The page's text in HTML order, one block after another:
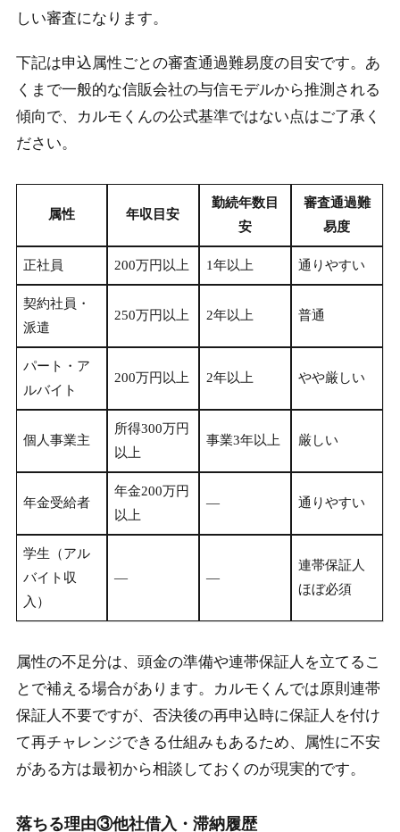
しい審査になります。
下記は申込属性ごとの審査通過難易度の目安です。あ
くまで一般的な信販会社の与信モデルから推測される
傾向で、カルモくんの公式基準ではない点はご了承く
ださい。
属性 年収目安
勤続年数目
安
審査通過難
易度
正社員 200万円以上 1年以上 通りやすい
契約社員・
派遣
250万円以上 2年以上 普通
パート・ア
ルバイト
200万円以上 2年以上 やや厳しい
個人事業主
所得300万円
以上
事業3年以上 厳しい
年金受給者
年金200万円
以上
— 通りやすい
学生（アル
バイト収
入）
— —
連帯保証人
ほぼ必須
属性の不足分は、頭金の準備や連帯保証人を立てるこ
とで補える場合があります。カルモくんでは原則連帯
保証人不要ですが、否決後の再申込時に保証人を付け
て再チャレンジできる仕組みもあるため、属性に不安
がある方は最初から相談しておくのが現実的です。
落ちる理由③他社借入・滞納履歴